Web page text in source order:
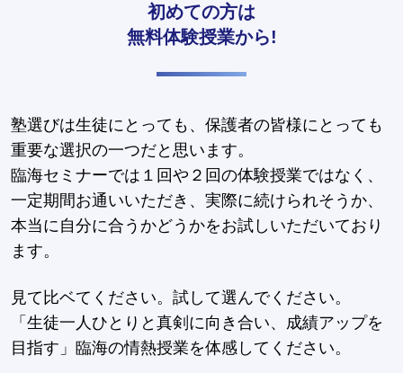
初めての方は
無料体験授業から!
塾選びは生徒にとっても、保護者の皆様にとっても
重要な選択の一つだと思います。
臨海セミナーでは１回や２回の体験授業ではなく、
一定期間お通いいただき、実際に続けられそうか、
本当に自分に合うかどうかをお試しいただいており
ます。
見て比ベてください。試して選んでください。
「生徒一人ひとりと真剣に向き合い、成績アップを
目指す」臨海の情熱授業を体感してください。